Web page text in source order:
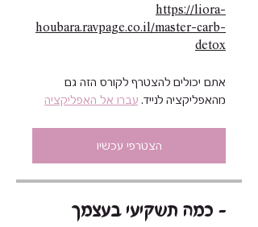
https://liora-
houbara.ravpage.co.il/master-carb-
detox
אתם יכולים להצטרף לקורס הזה גם
מהאפליקציה לנייד. עברו אל האפליקציה
הצטרפי עכשיו
כמה תשקיעי בעצמך -